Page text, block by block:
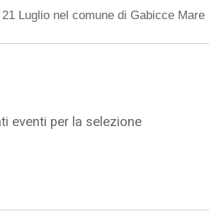
Luglio nel comune di Gabicce Mare
eventi per la selezione